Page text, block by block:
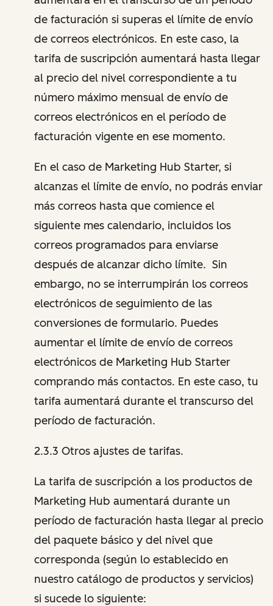
de facturación si superas el límite de envío
de correos electrónicos. En este caso, la
tarifa de suscripción aumentará hasta llegar
al precio del nivel correspondiente a tu
número máximo mensual de envío de
correos electrónicos en el período de
facturación vigente en ese momento.
En el caso de Marketing Hub Starter, si
alcanzas el límite de envío, no podrás enviar
más correos hasta que comience el
siguiente mes calendario, incluidos los
correos programados para enviarse
después de alcanzar dicho límite. Sin
embargo, no se interrumpirán los correos
electrónicos de seguimiento de las
conversiones de formulario. Puedes
aumentar el límite de envío de correos
electrónicos de Marketing Hub Starter
comprando más contactos. En este caso, tu
tarifa aumentará durante el transcurso del
período de facturación.
2.3.3 Otros ajustes de tarifas.
La tarifa de suscripción a los productos de
Marketing Hub aumentará durante un
período de facturación hasta llegar al precio
del paquete básico y del nivel que
corresponda (según lo establecido en
nuestro catálogo de productos y servicios)
si sucede lo siguiente: